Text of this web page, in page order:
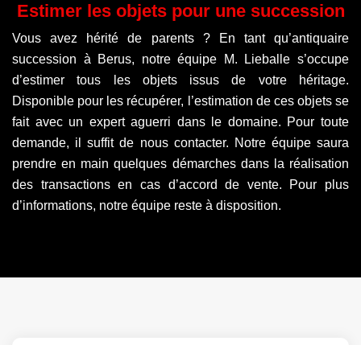
Estimer les objets pour une succession
Vous avez hérité de parents ? En tant qu’antiquaire
succession à Berus, notre équipe M. Lieballe s’occupe
d’estimer tous les objets issus de votre héritage.
Disponible pour les récupérer, l’estimation de ces objets se
fait avec un expert aguerri dans le domaine. Pour toute
demande, il suffit de nous contacter. Notre équipe saura
prendre en main quelques démarches dans la réalisation
des transactions en cas d’accord de vente. Pour plus
d’informations, notre équipe reste à disposition.